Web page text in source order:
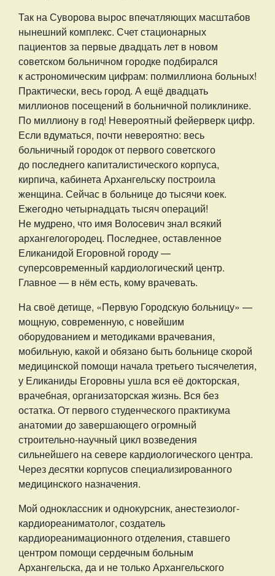
Так на Суворова вырос впечатляющих масштабов
нынешний комплекс. Счет стационарных
пациентов за первые двадцать лет в новом
советском больничном городке подбирался
к астрономическим цифрам: полмиллиона больных!
Практически, весь город. А ещё двадцать
миллионов посещений в больничной поликлинике.
По миллиону в год! Невероятный фейерверк цифр.
Если вдуматься, почти невероятно: весь
больничный городок от первого советского
до последнего капиталистического корпуса,
кирпича, кабинета Архангельску построила
женщина. Сейчас в больнице до тысячи коек.
Ежегодно четырнадцать тысяч операций!
Не мудрено, что имя Волосевич знал всякий
архангелогородец. Последнее, оставленное
Еликанидой Егоровной городу —
суперсовременный кардиологический центр.
Главное — в нём есть, кому врачевать.
На своё детище, «Первую Городскую больницу» —
мощную, современную, с новейшим
оборудованием и методиками врачевания,
мобильную, какой и обязано быть больнице скорой
медицинской помощи начала третьего тысячелетия,
у Еликаниды Егоровны ушла вся её докторская,
врачебная, организаторская жизнь. Вся без
остатка. От первого студенческого практикума
анатомии до завершающего огромный
строительно-научный цикл возведения
сильнейшего на севере кардиологического центра.
Через десятки корпусов специализированного
медицинского назначения.
Мой одноклассник и однокурсник, анестезиолог-
кардиореаниматолог, создатель
кардиореанимационного отделения, ставшего
центром помощи сердечным больным
Архангельска, да и не только Архангельского